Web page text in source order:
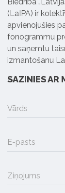
(LaIPA) ir
apvienojušies
fonogrammu
un saņemtu
izmantošanu
SAZINIES AR
Vārds
E-pasts
Ziņojums